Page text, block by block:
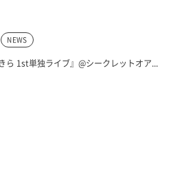
NEWS
ら 1st単独ライブ』@シークレットオア...